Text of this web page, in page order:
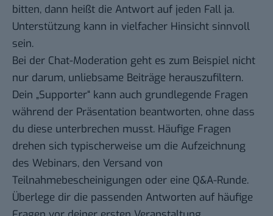
bitten, dann heißt die Antwort auf jeden Fall ja.
Unterstützung kann in vielfacher Hinsicht sinnvoll
sein.
Bei der Chat-Moderation geht es zum Beispiel nicht
nur darum, unliebsame Beiträge herauszufiltern.
Dein „Supporter“ kann auch grundlegende Fragen
während der Präsentation beantworten, ohne dass
du diese unterbrechen musst. Häufige Fragen
drehen sich typischerweise um die Aufzeichnung
des Webinars, den Versand von
Teilnahmebescheinigungen oder eine Q&A-Runde.
Überlege dir die passenden Antworten auf häufige